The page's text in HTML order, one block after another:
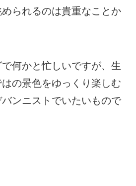
られるのは貴重なことか
何かと忙しいですが、生
の景色をゆっくり楽しむ
ンニストでいたいもので